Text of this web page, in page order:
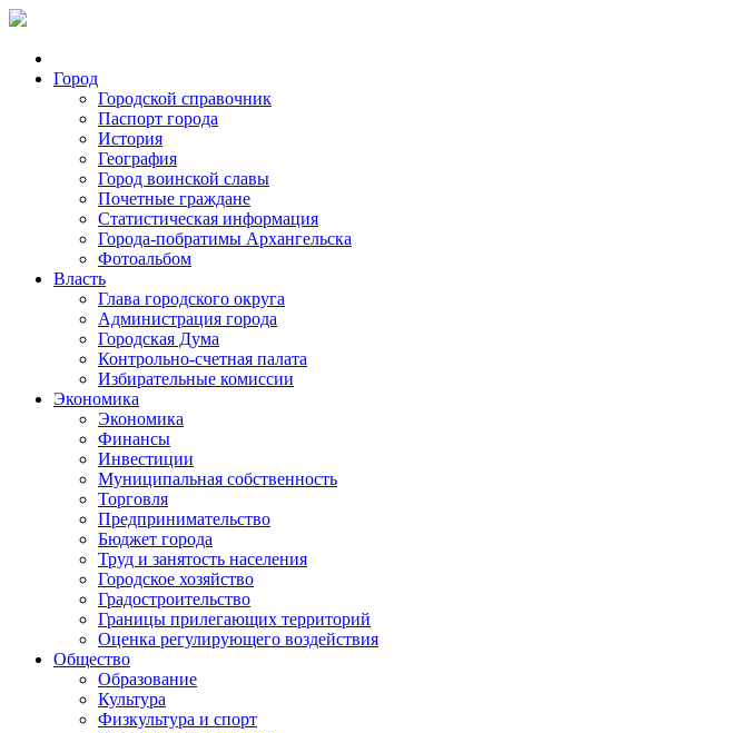
Город
Городской справочник
Паспорт города
История
География
Город воинской славы
Почетные граждане
Статистическая информация
Города-побратимы Архангельска
Фотоальбом
Власть
Глава городского округа
Администрация города
Городская Дума
Контрольно-счетная палата
Избирательные комиссии
Экономика
Экономика
Финансы
Инвестиции
Муниципальная собственность
Торговля
Предпринимательство
Бюджет города
Труд и занятость населения
Городское хозяйство
Градостроительство
Границы прилегающих территорий
Оценка регулирующего воздействия
Общество
Образование
Культура
Физкультура и спорт